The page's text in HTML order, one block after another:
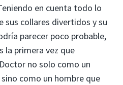
en cuenta todo lo
sus collares divertidos y su
parecer poco probable,
la primera vez que
no solo como un
como un hombre que